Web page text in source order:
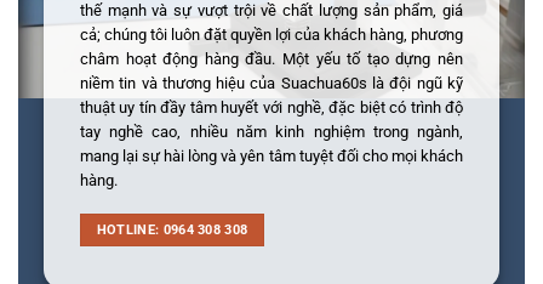
thế mạnh và sự vượt trội về chất lượng sản phẩm, giá
cả; chúng tôi luôn đặt quyền lợi của khách hàng, phương
châm hoạt động hàng đầu. Một yếu tố tạo dựng nên
niềm tin và thương hiệu của Suachua60s là đội ngũ kỹ
thuật uy tín đầy tâm huyết với nghề, đặc biệt có trình độ
tay nghề cao, nhiều năm kinh nghiệm trong ngành,
mang lại sự hài lòng và yên tâm tuyệt đối cho mọi khách
hàng.
HOTLINE: 0964 308 308